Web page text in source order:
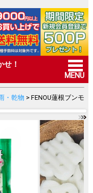
！
MENU
・乾物 > FENOU蓮根ブンモ